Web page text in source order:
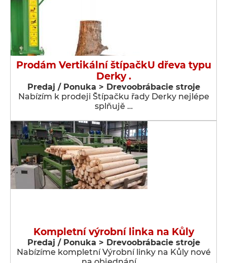
Prodám Vertikální štípačkU dřeva typu
Derky .
Predaj / Ponuka > Drevoobrábacie stroje
Nabízím k prodeji Štípačku řady Derky nejlépe
splňujě …
Kompletní výrobní linka na Kůly
Predaj / Ponuka > Drevoobrábacie stroje
Nabízíme kompletní Výrobní linky na Kůly nové